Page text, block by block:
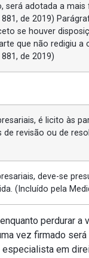
será adotada a
881, de 2019)
se houver
que não redigiu
de 2019)
é licito às
revisão ou de
deve-se
(Incluído pela
perdurar
vez firmado
em